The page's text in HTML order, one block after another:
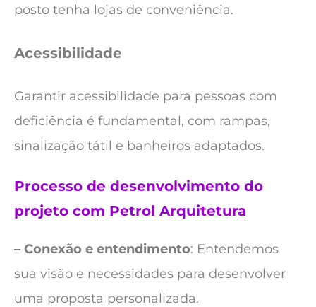
posto tenha lojas de conveniência.
Acessibilidade
Garantir acessibilidade para pessoas com
deficiência é fundamental, com rampas,
sinalização tátil e banheiros adaptados.
Processo de desenvolvimento do
projeto com Petrol Arquitetura
– Conexão e entendimento: Entendemos
sua visão e necessidades para desenvolver
uma proposta personalizada.